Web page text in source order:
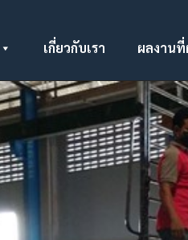
เกี่ยวกับเรา ผลงาน